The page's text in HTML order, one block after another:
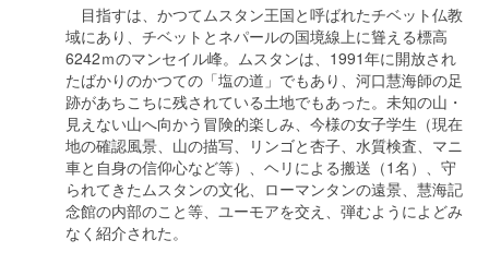
目指すは、かつてムスタン王国と呼ばれたチベット仏教
域にあり、チベットとネパールの国境線上に聳える標高
6242ｍのマンセイル峰。ムスタンは、1991年に開放され
たばかりのかつての「塩の道」でもあり、河口慧海師の足
跡があちこちに残されている土地でもあった。未知の山・
見えない山へ向かう冒険的楽しみ、今様の女子学生（現在
地の確認風景、山の描写、リンゴと杏子、水質検査、マニ
車と自身の信仰心など等）、ヘリによる搬送（1名）、守
られてきたムスタンの文化、ローマンタンの遠景、慧海記
念館の内部のこと等、ユーモアを交え、弾むようによどみ
なく紹介された。